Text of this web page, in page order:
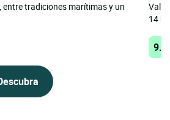
entre tradiciones marítimas y un
14